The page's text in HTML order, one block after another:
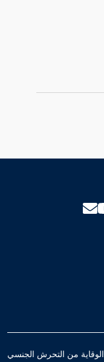
الوقاية من التحرش الجنسي